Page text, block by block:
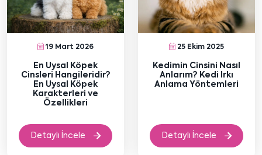
19 Mart 2026
En Uysal Köpek
Cinsleri Hangileridir?
En Uysal Köpek
Karakterleri ve
Özellikleri
Detaylı İncele
25 Ekim 2025
Kedimin Cinsini Nasıl
Anlarım? Kedi Irkı
Anlama Yöntemleri
Detaylı İncele